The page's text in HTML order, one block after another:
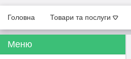
Головна Товари та послуги